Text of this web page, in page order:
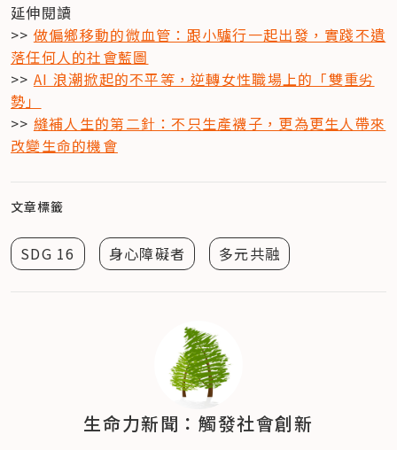
延伸閱讀
>> 做偏鄉移動的微血管：跟小驢行一起出發，實踐不遺
落任何人的社會藍圖
>> AI 浪潮掀起的不平等，逆轉女性職場上的「雙重劣
勢」
>> 縫補人生的第二針：不只生產襪子，更為更生人帶來
改變生命的機會
文章標籤
SDG 16 身心障礙者 多元共融
生命力新聞：觸發社會創新